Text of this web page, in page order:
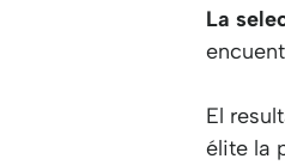
La
El
élite la